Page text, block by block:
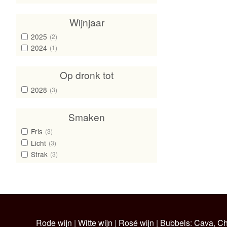
Wijnjaar
2025 (2)
2024 (1)
Op dronk tot
2028 (3)
Smaken
Fris (3)
Licht (3)
Strak (3)
Rode wijn | Witte wijn | Rosé wijn | Bubbels: Cava,